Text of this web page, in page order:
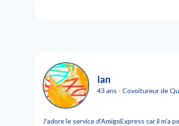
Ian
43 ans - Covoitureur de
J'adore le service d'AmigoExpress car il m'a